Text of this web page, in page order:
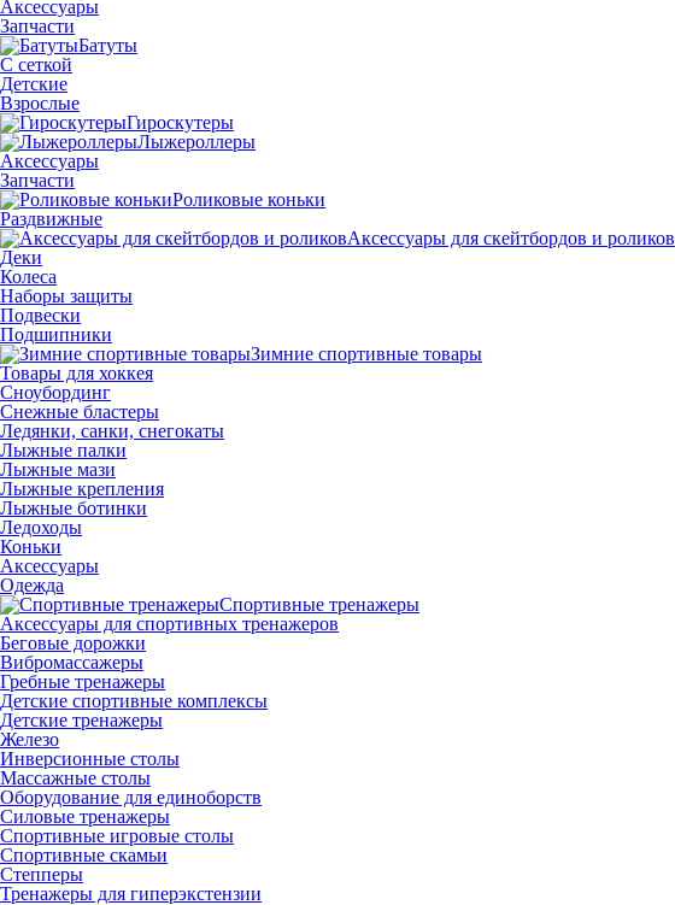
Аксессуары
Запчасти
Батуты
С сеткой
Детские
Взрослые
Гироскутеры
Лыжероллеры
Аксессуары
Запчасти
Роликовые коньки
Раздвижные
Аксессуары для скейтбордов и роликов
Деки
Колеса
Наборы защиты
Подвески
Подшипники
Зимние спортивные товары
Товары для хоккея
Сноубординг
Снежные бластеры
Ледянки, санки, снегокаты
Лыжные палки
Лыжные мази
Лыжные крепления
Лыжные ботинки
Ледоходы
Коньки
Аксессуары
Одежда
Спортивные тренажеры
Аксессуары для спортивных тренажеров
Беговые дорожки
Вибромассажеры
Гребные тренажеры
Детские спортивные комплексы
Детские тренажеры
Железо
Инверсионные столы
Массажные столы
Оборудование для единоборств
Силовые тренажеры
Спортивные игровые столы
Спортивные скамьи
Степперы
Тренажеры для гиперэкстензии